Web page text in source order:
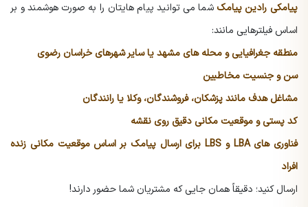
پیامکی رادین پیامک شما می توانید پیام هایتان را به صورت هوشمند و بر
اساس فیلترهایی مانند:
منطقه جغرافیایی و محله های مشهد یا سایر شهرهای خراسان رضوی
سن و جنسیت مخاطبین
مشاغل هدف مانند پزشکان، فروشندگان، وکلا یا رانندگان
کد پستی و موقعیت مکانی دقیق روی نقشه
فناوری های LBA و LBS برای ارسال پیامک بر اساس موقعیت مکانی زنده
افراد
ارسال کنید؛ دقیقاً همان جایی که مشتریان شما حضور دارند!